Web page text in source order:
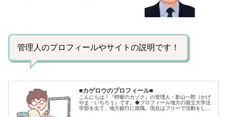
管理人のプロフィールやサイトの説明です！
■カゲロウのプロフィール■
こんにちは！『蜉蝣のカゾク』の管理人・影山一郎（かげ
やま・いちろう）です。◆プロフィール地方の国立大学法
学部を出て、地方銀行に就職。現在はフリーで活動をして